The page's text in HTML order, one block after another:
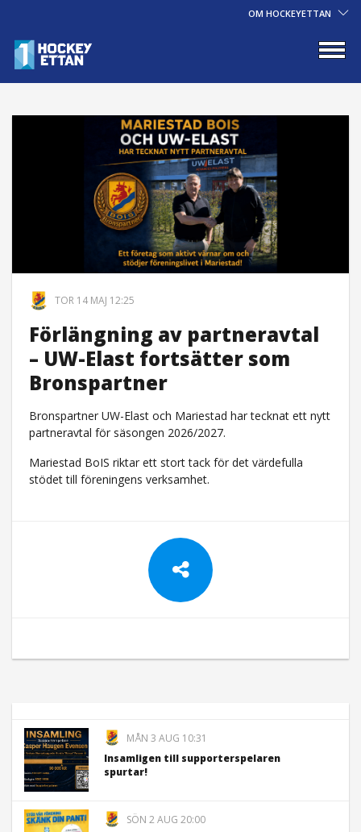
OM HOCKEYETTAN
TOR 14 MAJ 12:25
Förlängning av partneravtal
– UW-Elast fortsätter som
Bronspartner
Bronspartner UW-Elast och Mariestad har tecknat ett nytt
partneravtal för säsongen 2026/2027.
Mariestad BoIS riktar ett stort tack för det värdefulla
stödet till föreningens verksamhet.
MÅN 3 AUG 10:31
Insamligen till supporterspelaren
spurtar!
SÖN 2 AUG 20:00